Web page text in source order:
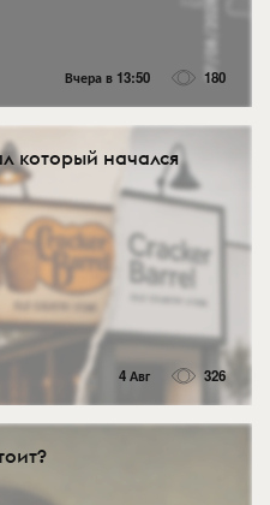
Вчера в 13:50 180
который начался
4 Авг 326